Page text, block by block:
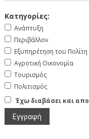
Κατηγορίες:
Ανάπτυξη
Περιβάλλον
Εξυπηρέτηση του Πολίτη
Αγροτική Οικονομία
Τουρισμός
Πολιτισμός
Έχω διαβάσει και